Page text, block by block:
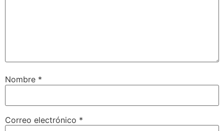
Nombre *
Correo electrónico *